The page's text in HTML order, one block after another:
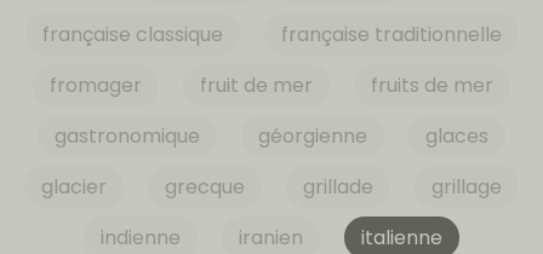
française classique
française traditionnelle
fromager
fruit de mer
fruits de mer
gastronomique
géorgienne
glaces
glacier
grecque grillade
grillage
indienne
iranien
italienne